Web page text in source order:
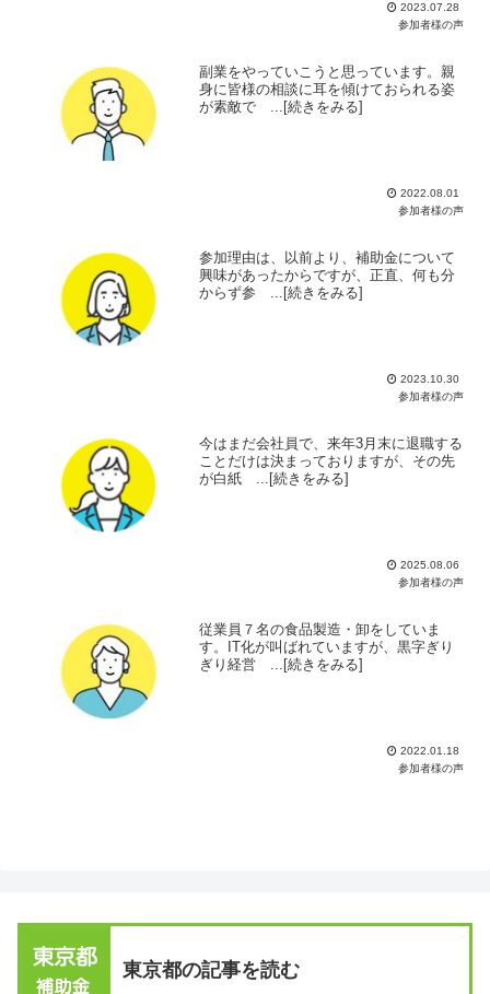
2023.07.28
参加者様の声
副業をやっていこうと思っています。親
身に皆様の相談に耳を傾けておられる姿
が素敵で ...[続きをみる]
2022.08.01
参加者様の声
参加理由は、以前より、補助金について
興味があったからですが、正直、何も分
からず参 ...[続きをみる]
2023.10.30
参加者様の声
今はまだ会社員で、来年3月末に退職する
ことだけは決まっておりますが、その先
が白紙 ...[続きをみる]
2025.08.06
参加者様の声
従業員７名の食品製造・卸をしていま
す。IT化が叫ばれていますが、黒字ぎり
ぎり経営 ...[続きをみる]
2022.01.18
参加者様の声
東京都の記事を読む